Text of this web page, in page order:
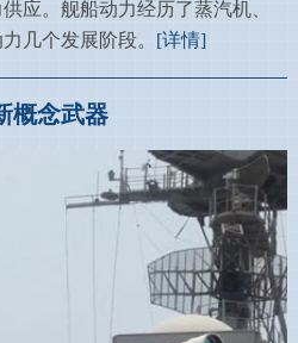
应。舰船动力经历了蒸汽机、
几个发展阶段。 [详情]
概念武器